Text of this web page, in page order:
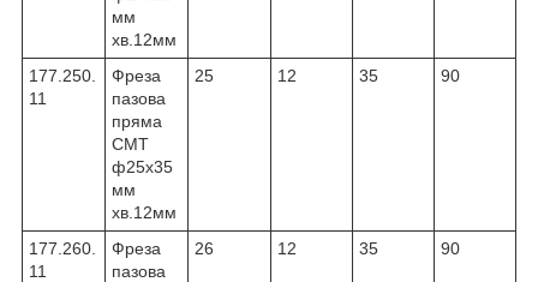
мм
хв.12мм
177.250.
11
Фреза
пазова
пряма
CMT
ф25х35
мм
хв.12мм
25 12 35 90
177.260.
11
Фреза
пазова
26 12 35 90